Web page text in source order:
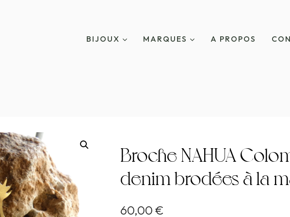
BIJOUX MARQUES A PROPOS
Broche NAHUA
denim brodées à la
60,00€